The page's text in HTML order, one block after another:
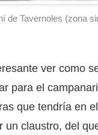
de Tavernoles (zona
ver como
para el
que tendría en
un claustro, del